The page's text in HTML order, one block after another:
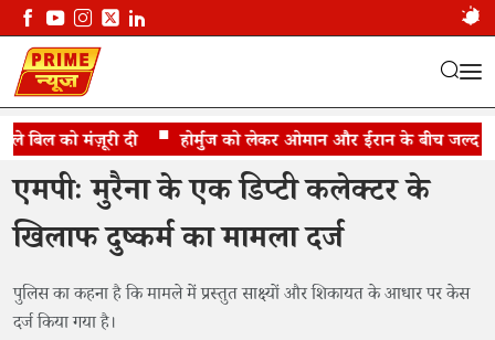
को मंज़ूरी दी होर्मुज को लेकर ओमान और ईरान के बीच जल्द
शादी का भरोसा देकर धोखा देने का आरोप
एमपीः मुरैना के एक डिप्टी कलेक्टर के
खिलाफ दुष्कर्म का मामला दर्ज
पुलिस का कहना है कि मामले में प्रस्तुत साक्ष्यों और शिकायत के आधार पर केस
दर्ज किया गया है।